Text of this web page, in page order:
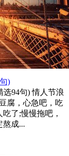
)
94句) 情人节浪
腐，心急吧，吃
了;慢慢拖吧，
熬成...